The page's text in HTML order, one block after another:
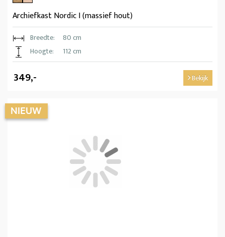
Archiefkast Nordic I (massief hout)
Breedte:
80 cm
Hoogte:
112 cm
349,- Bekijk